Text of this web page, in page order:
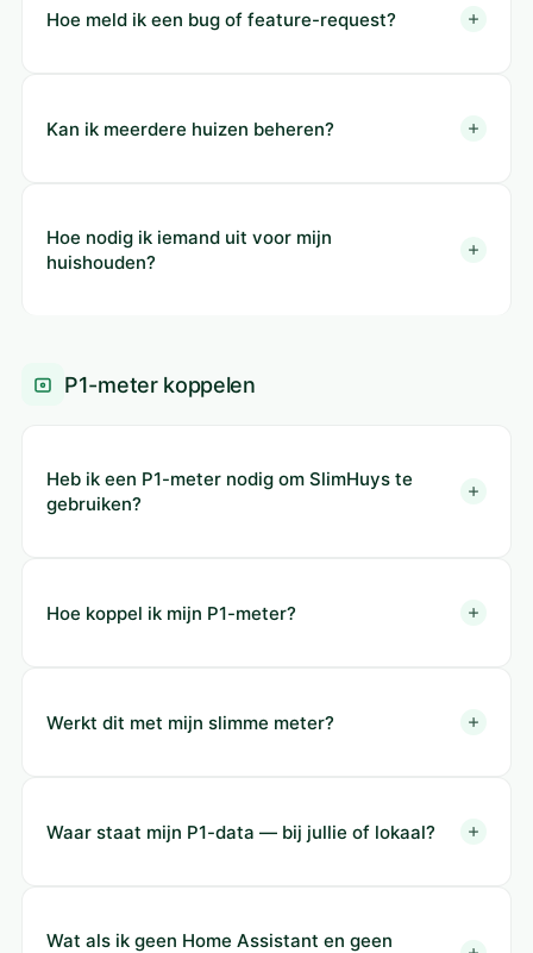
Hoe meld ik een bug of feature-request?
Kan ik meerdere huizen beheren?
Hoe nodig ik iemand uit voor mijn
huishouden?
P1-meter koppelen
Heb ik een P1-meter nodig om SlimHuys te
gebruiken?
Hoe koppel ik mijn P1-meter?
Werkt dit met mijn slimme meter?
Waar staat mijn P1-data — bij jullie of lokaal?
Wat als ik geen Home Assistant en geen